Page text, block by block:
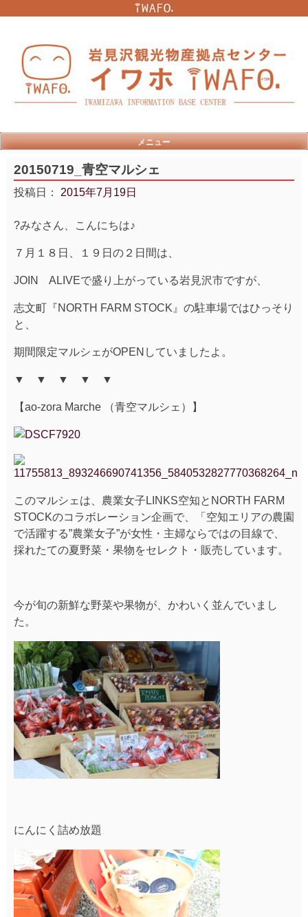
メニュー
20150719_青空マルシェ
投稿日： 2015年7月19日
?みなさん、こんにちは♪
７月１８日、１９日の２日間は、
JOIN ALIVEで盛り上がっている岩見沢市ですが、
志文町『NORTH FARM STOCK』の駐車場ではひっそり
と、
期間限定マルシェがOPENしていましたよ。
▼ ▼ ▼ ▼ ▼
【ao-zora Marche （青空マルシェ）】
このマルシェは、農業女子LINKS空知とNORTH FARM
STOCKのコラボレーション企画で、「空知エリアの農園
で活躍する”農業女子”が女性・主婦ならではの目線で、
採れたての夏野菜・果物をセレクト・販売しています。
今が旬の新鮮な野菜や果物が、かわいく並んでいまし
た。
にんにく詰め放題